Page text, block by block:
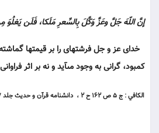
إنَّ اللّهَ جَلَّ وعَزَّ وَكَّلَ بِالسِّعرِ مَلَكا، فَلَن
خداى عز و جل فرشته‏اى را بر قيمت‏ها
كمبود، گرانى به وجود مى‏آيد و نه بر اثر
الكافي : ج ۵ ص ۱۶۲ ح ۲ ، دانشنامه قرآن و حديث جلد ۱۷، ص : ۳۴۶